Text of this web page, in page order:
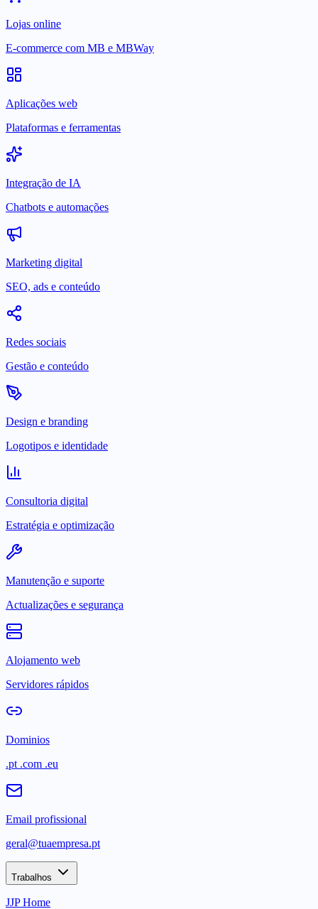
Lojas online
E-commerce com MB e MBWay
Aplicações web
Plataformas e ferramentas
Integração de IA
Chatbots e automações
Marketing digital
SEO, ads e conteúdo
Redes sociais
Gestão e conteúdo
Design e branding
Logotipos e identidade
Consultoria digital
Estratégia e optimização
Manutenção e suporte
Actualizações e segurança
Alojamento web
Servidores rápidos
Dominios
.pt .com .eu
Email profissional
geral@tuaempresa.pt
Trabalhos
JJP Home